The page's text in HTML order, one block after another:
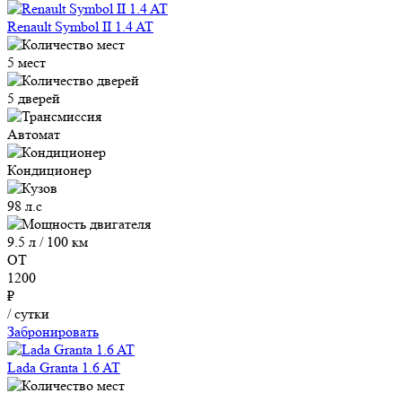
Renault Symbol II 1.4 AT
5 мест
5 дверей
Автомат
Кондиционер
98 л.с
9.5 л / 100 км
ОТ
1200
₽
/ сутки
Забронировать
Lada Granta 1.6 AT